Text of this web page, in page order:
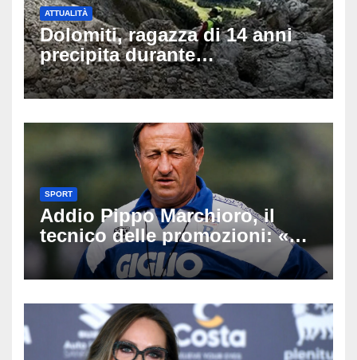
ATTUALITÀ
Dolomiti, ragazza di 14 anni
precipita durante
un’escursione: tragedia sul
Latemar davanti alla famiglia
SPORT
Addio Pippo Marchioro, il
tecnico delle promozioni: «Ha
scritto pagine indimenticabili
del nostro calcio»